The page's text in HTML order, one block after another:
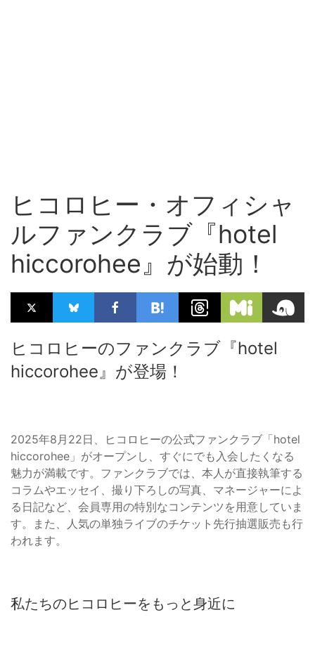
ヒコロヒー・オフィシャ
ルファンクラブ『hotel
hiccorohee』が始動！
ヒコロヒーのファンクラブ『hotel
hiccorohee』が登場！
2025年8月22日、ヒコロヒーの公式ファンクラブ「hotel
hiccorohee」がオープンし、すぐにでも入会したくなる
魅力が満載です。ファンクラブでは、本人が直接執筆する
コラムやエッセイ、撮り下ろしの写真、マネージャーによ
る日記など、会員専用の特別なコンテンツを用意していま
す。また、人気の単独ライブのチケット先行抽選販売も行
われます。
私たちのヒコロヒーをもっと身近に